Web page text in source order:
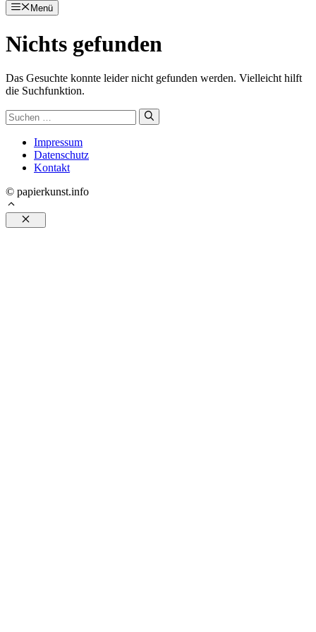
Zum
springen
Menü
Nichts gefunden
Das Gesuchte konnte leider nicht gefunden werden. Vielleicht hilft
die Suchfunktion.
Suchen
nach:
Impressum
Datenschutz
Kontakt
© papierkunst.info
Schließen